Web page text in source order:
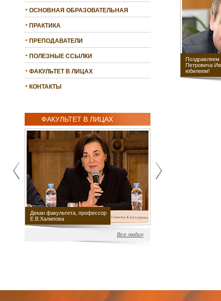
ОСНОВНАЯ ОБРАЗОВАТЕЛЬНАЯ
ПРАКТИКА
ПРЕПОДАВАТЕЛИ
ПОЛЕЗНЫЕ ССЫЛКИ
ФАКУЛЬТЕТ В ЛИЦАХ
КОНТАКТЫ
ФАКУЛЬТЕТ В ЛИЦАХ
Декан факультета, профессор
Е.В.Халипова
Все люди»
Поздравляем
Петровича
юбилеем!